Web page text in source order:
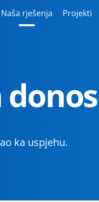
Naša rješenja Projekti
ka uspjehu.